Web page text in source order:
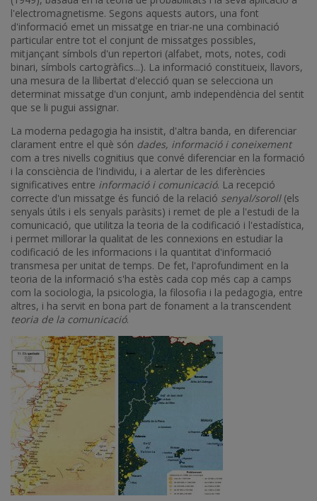
l'electromagnetisme. Segons aquests autors, una font
d'informació emet un missatge en triar-ne una combinació
particular entre tot el conjunt de missatges possibles,
mitjançant símbols d'un repertori (alfabet, mots, notes, codi
binari, símbols cartogràfics...). La informació constitueix, llavors,
una mesura de la llibertat d'elecció quan se selecciona un
determinat missatge d'un conjunt, amb independència del sentit
que se li pugui assignar.
La moderna pedagogia ha insistit, d'altra banda, en diferenciar
clarament entre el què són dades, informació i coneixement
com a tres nivells cognitius que convé diferenciar en la formació
i la consciència de l'individu, i a alertar de les diferències
significatives entre informació i comunicació. La recepció
correcte d'un missatge és funció de la relació senyal/soroll(els
senyals útils i els senyals paràsits) i remet de ple a l'estudi de la
comunicació, que utilitza la teoria de la codificació i l'estadística,
i permet millorar la qualitat de les connexions en estudiar la
codificació de les informacions i la quantitat d'informació
transmesa per unitat de temps. De fet, l'aprofundiment en la
teoria de la informació s'ha estès cada cop més cap a camps
com la sociologia, la psicologia, la filosofia i la pedagogia, entre
altres, i ha servit en bona part de fonament a la transcendent
teoria de la comunicació.
Imatge